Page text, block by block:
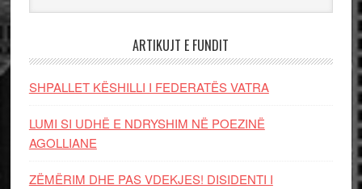
ARTIKUJT E FUNDIT
SHPALLET KËSHILLI I FEDERATËS VATRA
LUMI SI UDHË E NDRYSHIM NË POEZINË
AGOLLIANE
ZËMËRIM DHE PAS VDEKJES! DISIDENTI I